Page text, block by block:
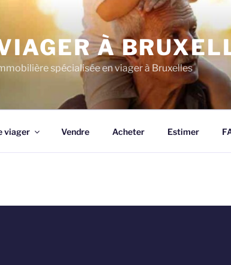
À
spécialisée en viager à Bruxelles
viager Vendre Acheter Estimer